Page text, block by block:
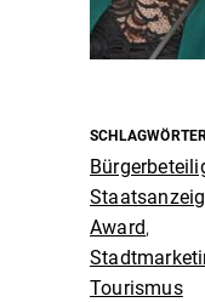
Award,
Tourismus